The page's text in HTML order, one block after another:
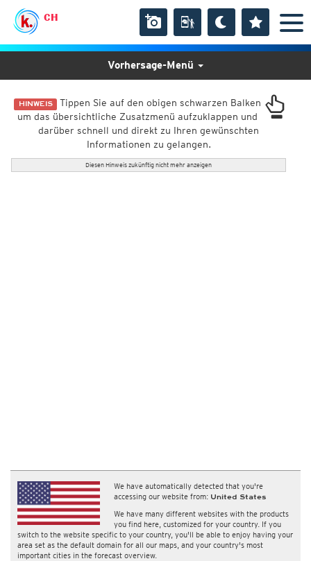
CH
HINWEIS Tippen Sie auf den obigen schwarzen Balken
um das übersichtliche Zusatzmenü aufzuklappen und
darüber schnell und direkt zu Ihren gewünschten
Informationen zu gelangen.
Diesen Hinweis zukünftig nicht mehr anzeigen
We have automatically detected that you're
accessing our website from: United States
We have many different websites with the products
you find here, customized for your country. If you
switch to the website specific to your country, you'll be able to enjoy having your
area set as the default domain for all our maps, and your country's most
important cities in the forecast overview.
Vorhersage-Menü